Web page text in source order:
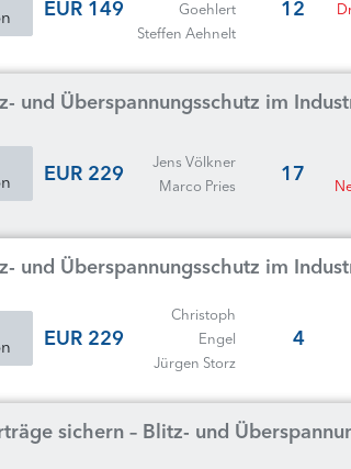
12
Goehlert
Steffen Aehnelt
149 EUR
und Überspannungsschutz im
17
Jens Völkner
Marco Pries
229 EUR
und Überspannungsschutz im
4
Christoph
Engel
Jürgen Storz
229 EUR
sichern – Blitz- und